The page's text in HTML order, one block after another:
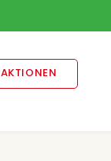
AKTIONEN